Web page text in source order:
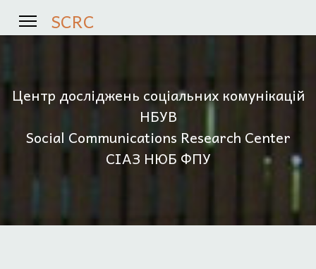
SCRC
Центр досліджень соціальних комунікацій
НБУВ
Social Communications Research Center
СІАЗ НЮБ ФПУ